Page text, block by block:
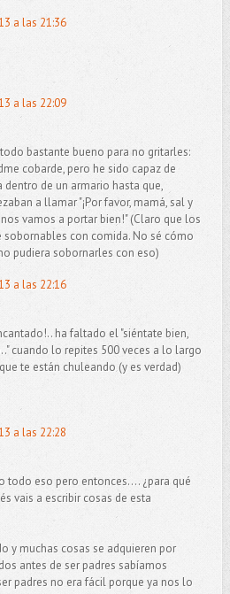
a las 21:36
a las 22:09
bastante bueno para no gritarles:
cobarde, pero he sido capaz de
dentro de un armario hasta que,
a llamar "¡Por favor, mamá, sal y
vamos a portar bien!" (Claro que los
con comida. No sé cómo
pudiera sobornarles con eso)
a las 22:16
ha faltado el "siéntate bien,
cuando lo repites 500 veces a lo largo
te están chuleando (y es verdad)
a las 22:28
todo eso pero entonces.... ¿para qué
vais a escribir cosas de esta
y muchas cosas se adquieren por
antes de ser padres sabíamos
padres no era fácil porque ya nos lo